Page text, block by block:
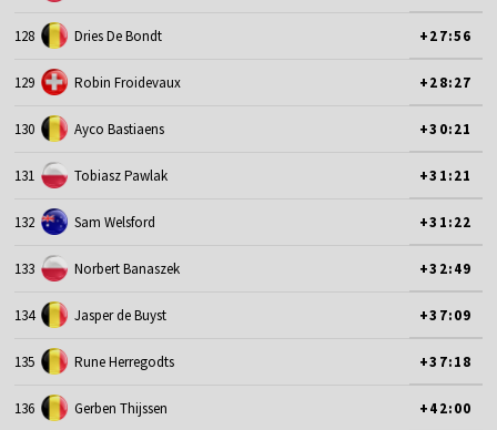
128 Dries De Bondt +27:56
129 Robin Froidevaux +28:27
130 Ayco Bastiaens +30:21
131 Tobiasz Pawlak +31:21
132 Sam Welsford +31:22
133 Norbert Banaszek +32:49
134 Jasper de Buyst +37:09
135 Rune Herregodts +37:18
136 Gerben Thijssen +42:00